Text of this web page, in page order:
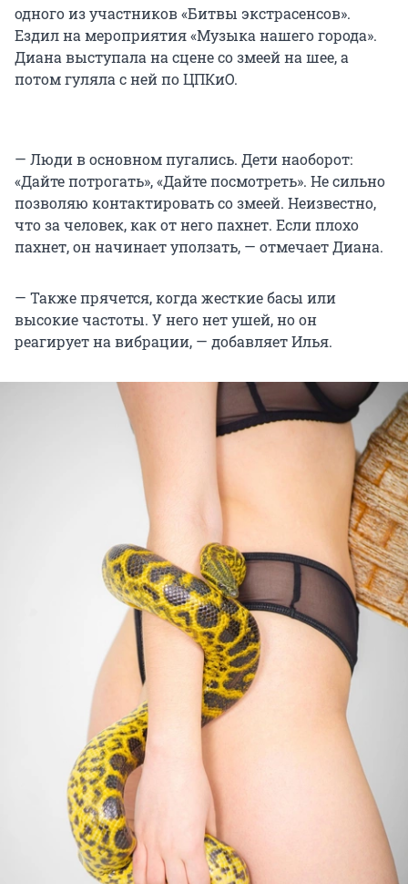
одного из участников «Битвы экстрасенсов».
Ездил на мероприятия «Музыка нашего города».
Диана выступала на сцене со змеей на шее, а
потом гуляла с ней по ЦПКиО.
— Люди в основном пугались. Дети наоборот:
«Дайте потрогать», «Дайте посмотреть». Не сильно
позволяю контактировать со змеей. Неизвестно,
что за человек, как от него пахнет. Если плохо
пахнет, он начинает уползать, — отмечает Диана.
— Также прячется, когда жесткие басы или
высокие частоты. У него нет ушей, но он
реагирует на вибрации, — добавляет Илья.